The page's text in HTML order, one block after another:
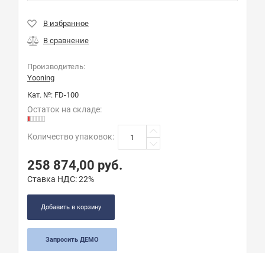
Производитель:
Yooning
Кат. №: FD-100
Остаток на складе:
Количество упаковок:
258 874,00 руб.
Ставка НДС:22%
Добавить в корзину
Запросить ДЕМО